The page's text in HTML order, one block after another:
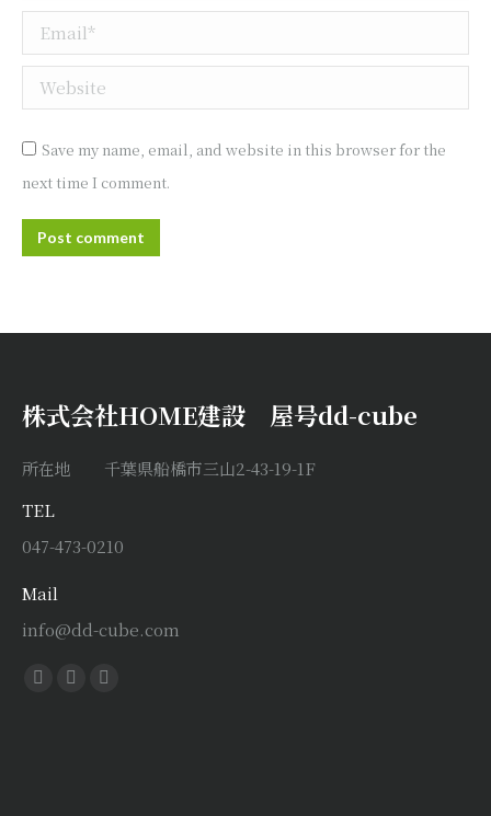
Email *
Website
Save my name, email, and website in this browser for the
next time I comment.
Post comment
株式会社HOME建設 屋号dd-cube
所在地 千葉県船橋市三山2-43-19-1F
TEL
047-473-0210
Mail
info@dd-cube.com
Find us on:
Facebook
X
Instagram